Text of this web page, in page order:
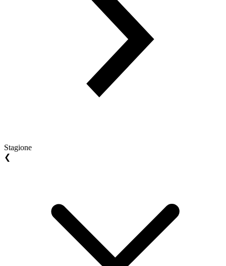
Stagione
❮